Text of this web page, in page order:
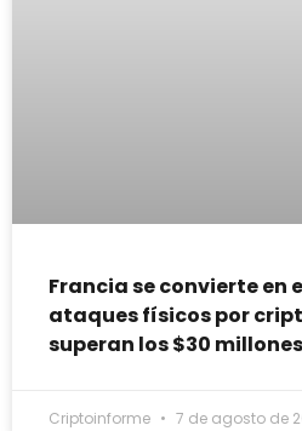
Francia se convierte en
ataques físicos por
superan los $30
Criptoinforme 7 de agosto de